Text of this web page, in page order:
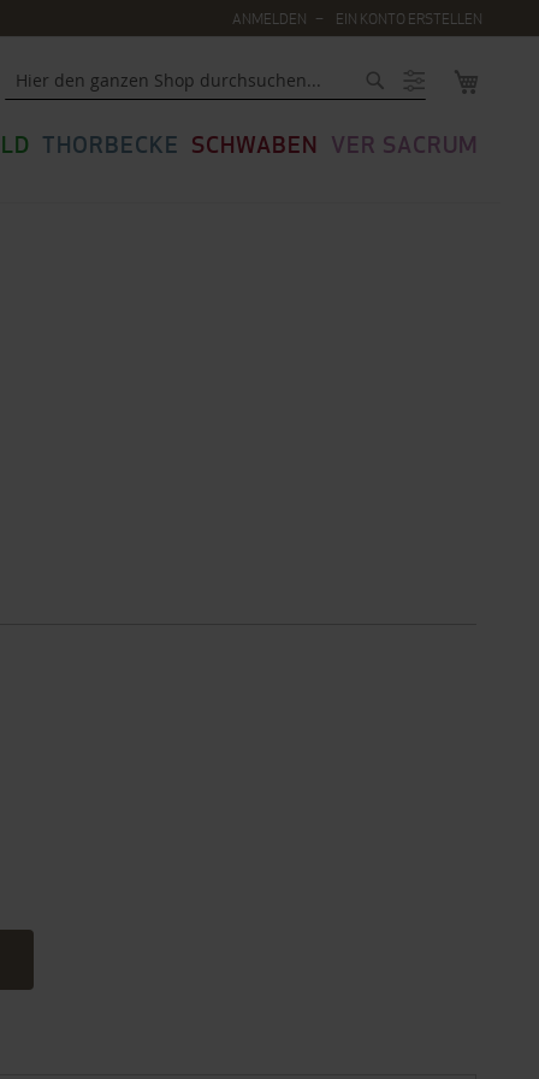
ANMELDEN EIN KONTO ERSTELLEN
THORBECKE SCHWABEN VER SACRUM